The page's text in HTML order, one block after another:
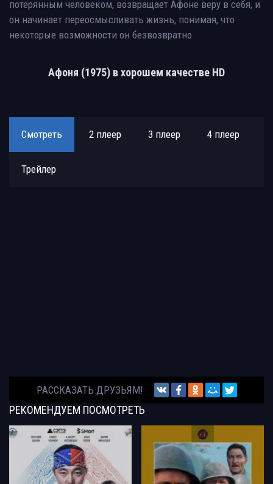
потерянным человеком, возвращает Афоне веру в себя, и
он начинает переосмысливать жизнь, понимая, что
некоторые возможности он безвозвратно
Афоня (1975) в хорошем качестве HD
Смотреть 2 плеер 3 плеер 4 плеер
Трейлер
РАССКАЗАТЬ ДРУЗЬЯМ!
РЕКОМЕНДУЕМ ПОСМОТРЕТЬ